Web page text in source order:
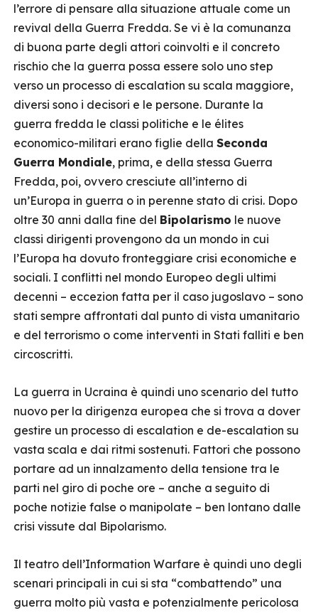
l’errore di pensare alla situazione attuale come un
revival della Guerra Fredda. Se vi è la comunanza
di buona parte degli attori coinvolti e il concreto
rischio che la guerra possa essere solo uno step
verso un processo di escalation su scala maggiore,
diversi sono i decisori e le persone. Durante la
guerra fredda le classi politiche e le élites
economico-militari erano figlie della Seconda
Guerra Mondiale, prima, e della stessa Guerra
Fredda, poi, ovvero cresciute all’interno di
un’Europa in guerra o in perenne stato di crisi. Dopo
oltre 30 anni dalla fine del Bipolarismo le nuove
classi dirigenti provengono da un mondo in cui
l’Europa ha dovuto fronteggiare crisi economiche e
sociali. I conflitti nel mondo Europeo degli ultimi
decenni – eccezion fatta per il caso jugoslavo – sono
stati sempre affrontati dal punto di vista umanitario
e del terrorismo o come interventi in Stati falliti e ben
circoscritti.
La guerra in Ucraina è quindi uno scenario del tutto
nuovo per la dirigenza europea che si trova a dover
gestire un processo di escalation e de-escalation su
vasta scala e dai ritmi sostenuti. Fattori che possono
portare ad un innalzamento della tensione tra le
parti nel giro di poche ore – anche a seguito di
poche notizie false o manipolate – ben lontano dalle
crisi vissute dal Bipolarismo.
Il teatro dell’Information Warfare è quindi uno degli
scenari principali in cui si sta “combattendo” una
guerra molto più vasta e potenzialmente pericolosa